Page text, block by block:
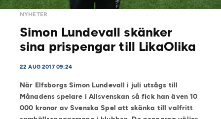
NYHETER
Simon Lundevall skänker
sina prispengar till LikaOlika
22 AUG 2017 09:24
När Elfsborgs Simon Lundevall i juli utsågs till
Månadens spelare i Allsvenskan så fick han även 10
000 kronor av Svenska Spel att skänka till valfritt